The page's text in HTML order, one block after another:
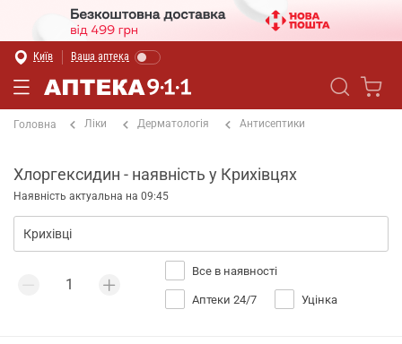
Київ Ваша аптека
Головна Ліки Дерматологія Антисептики
Хлоргексидин - наявність у Крихівцях
Наявність актуальна на 09:45
Все в наявності
Аптеки 24/7 Уцінка